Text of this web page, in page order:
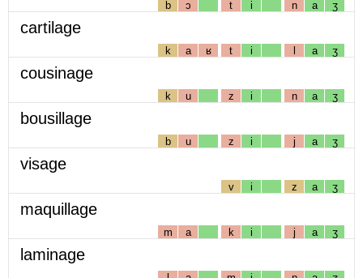
b ɔ t i n a ʒ
cartilage
k a ʁ t i l a ʒ
cousinage
k u z i n a ʒ
bousillage
b u z i j a ʒ
visage
v i z a ʒ
maquillage
m a k i j a ʒ
laminage